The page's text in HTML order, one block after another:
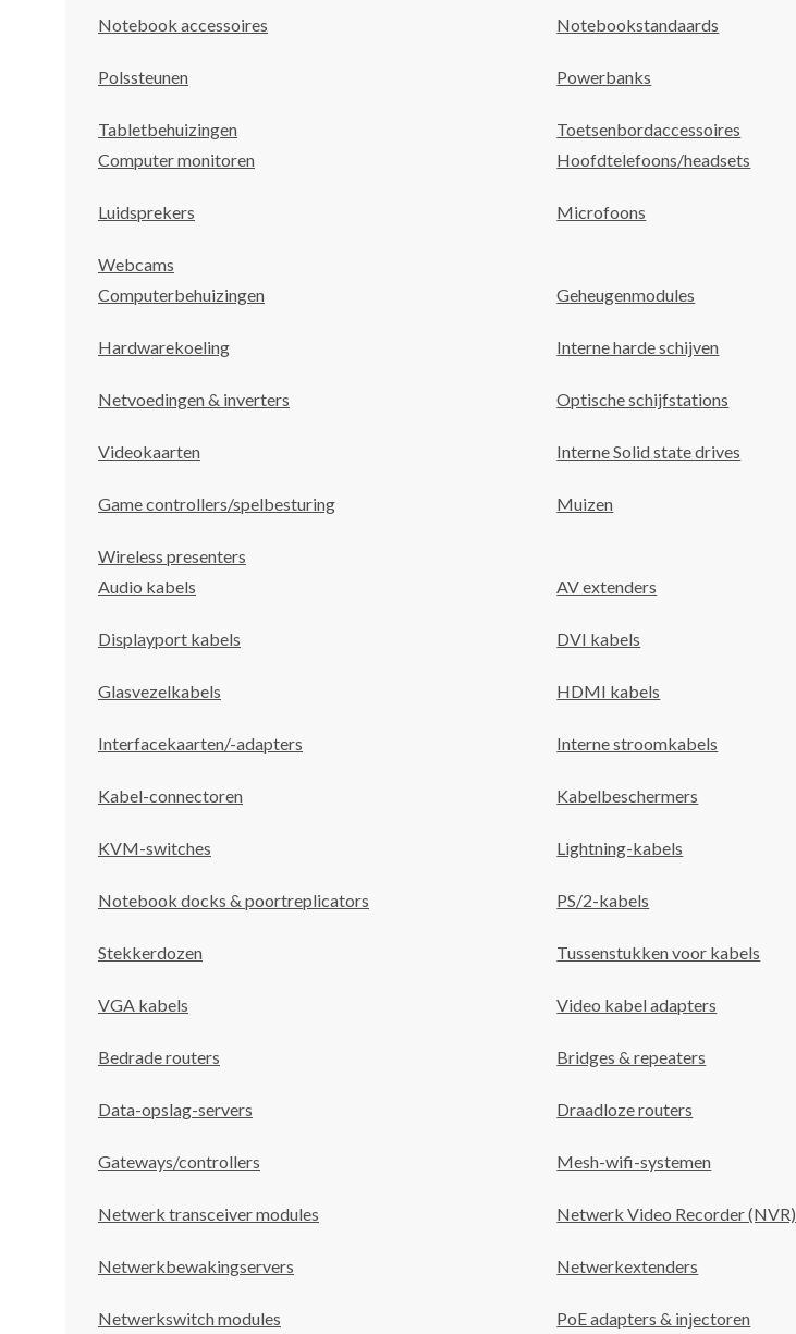
Notebook accessoires Notebookstandaards
Polssteunen Powerbanks
Tabletbehuizingen
Toetsenbordaccessoires
Computer monitoren
Hoofdtelefoons/headsets
Luidsprekers Microfoons
Webcams
Computerbehuizingen
Geheugenmodules
Hardwarekoeling Interne harde schijven
Netvoedingen & inverters Optische schijfstations
Videokaarten Interne Solid state drives
Game controllers/spelbesturing Muizen
Wireless presenters
Audio kabels
AV extenders
Displayport kabels DVI kabels
Glasvezelkabels HDMI kabels
Interfacekaarten/-adapters Interne stroomkabels
Kabel-connectoren Kabelbeschermers
KVM-switches Lightning-kabels
Notebook docks & poortreplicators PS/2-kabels
Stekkerdozen Tussenstukken voor kabels
VGA kabels Video kabel adapters
Bedrade routers Bridges & repeaters
Data-opslag-servers Draadloze routers
Gateways/controllers Mesh-wifi-systemen
Netwerk transceiver modules Netwerk Video Recorder (NVR)
Netwerkbewakingservers Netwerkextenders
Netwerkswitch modules PoE adapters & injectoren